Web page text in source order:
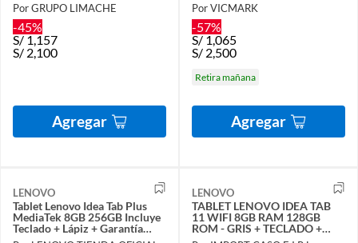
Por GRUPO LIMACHE
-45%
S/1,157
S/ 2,100
Agregar
Por VICMARK
-57%
S/1,065
S/ 2,500
Retira mañana
Agregar
LENOVO
Tablet Lenovo Idea Tab Plus
MediaTek 8GB 256GB Incluye
Teclado + Lápiz + Garantía
ADP One
LENOVO
TABLET LENOVO IDEA TAB
11 WIFI 8GB RAM 128GB
ROM - GRIS + TECLADO +
LAPIZ